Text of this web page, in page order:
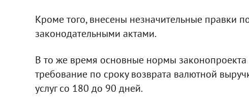
Кроме того, внесены незначительные правки
законодательными актами.
В то же время основные нормы
требование по сроку возврата валютной
услуг со 180 до 90 дней.